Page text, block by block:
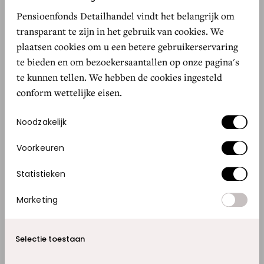
Pensioenfonds Detailhandel vindt het belangrijk om
transparant te zijn in het gebruik van cookies. We
plaatsen cookies om u een betere gebruikerservaring
te bieden en om bezoekersaantallen op onze pagina's
te kunnen tellen. We hebben de cookies ingesteld
conform wettelijke eisen.
Toestemmingsselectie
Noodzakelijk
Voorkeuren
Statistieken
Marketing
Selectie toestaan
beleggingskeuzes zij het belangrijkst vinden.
Lees ook dit:
FEATURES
PENSIOEN OPBOUWEN START AL